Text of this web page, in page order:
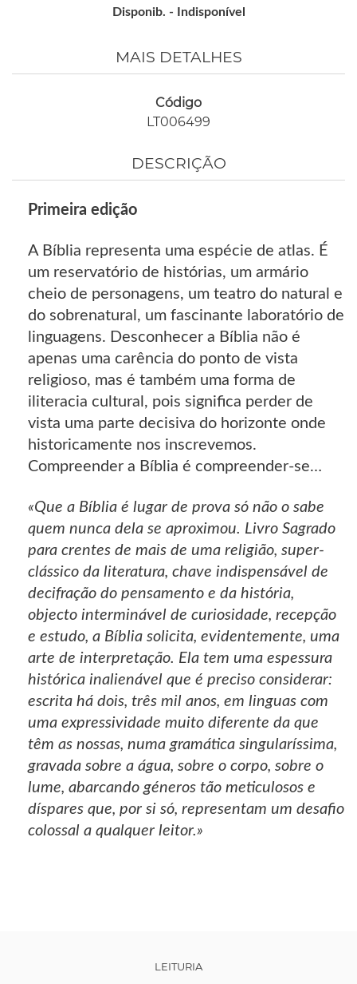
Disponib. -
Indisponível
MAIS DETALHES
Código
LT006499
DESCRIÇÃO
Primeira edição
A Bíblia representa uma espécie de atlas. É
um reservatório de histórias, um armário
cheio de personagens, um teatro do natural e
do sobrenatural, um fascinante laboratório de
linguagens. Desconhecer a Bíblia não é
apenas uma carência do ponto de vista
religioso, mas é também uma forma de
iliteracia cultural, pois significa perder de
vista uma parte decisiva do horizonte onde
historicamente nos inscrevemos.
Compreender a Bíblia é compreender-se…
«Que a Bíblia é lugar de prova só não o sabe
quem nunca dela se aproximou. Livro Sagrado
para crentes de mais de uma religião, super-
clássico da literatura, chave indispensável de
decifração do pensamento e da história,
objecto interminável de curiosidade, recepção
e estudo, a Bíblia solicita, evidentemente, uma
arte de interpretação. Ela tem uma espessura
histórica inalienável que é preciso considerar:
escrita há dois, três mil anos, em linguas com
uma expressividade muito diferente da que
têm as nossas, numa gramática singularíssima,
gravada sobre a água, sobre o corpo, sobre o
lume, abarcando géneros tão meticulosos e
díspares que, por si só, representam um desafio
colossal a qualquer leitor.»
LEITURIA